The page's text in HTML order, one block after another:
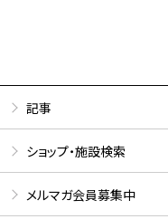
記事
ショップ・施設検索
メルマガ会員募集中